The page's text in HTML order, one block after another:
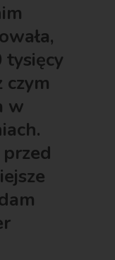
tysięcy
czym
w